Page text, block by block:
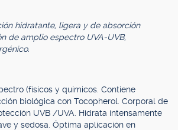
hidratante, ligera y de absorción
de amplio espectro UVA-UVB,
(físicos y químicos. Contiene
biológica con Tocopherol. Corporal de
UVB /UVA. Hidrata intensamente
y sedosa. Óptima aplicación en